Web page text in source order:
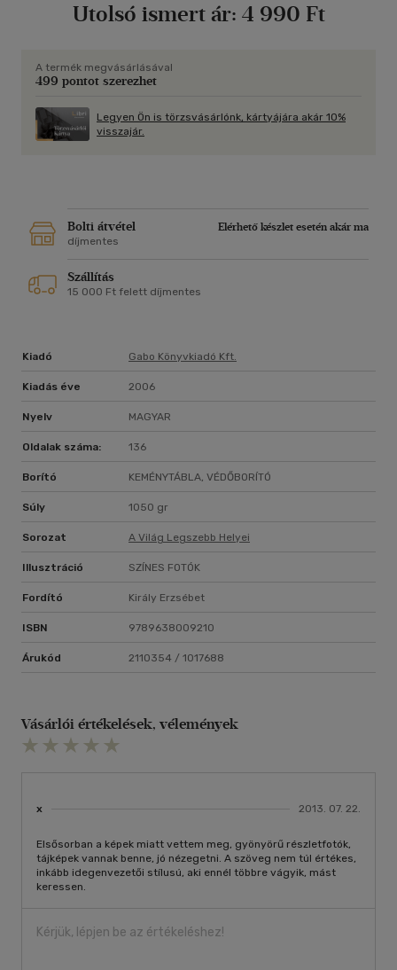
lejtenének a hatalmas szalonokban, a lobogó kandallótűz
fényűző paloták, az ősi nemesi fészkek, melyeknek titkait
őrzik az óriási parkok és a virágzó kertek.Az album csodálatos
Utolsó ismert ár: 4 990 Ft
A termék megvásárlásával
499 pontot szerezhet
Legyen Ön is törzsvásárlónk, kártyájára akár 10%
visszajár.
Bolti átvétel
Elérhető készlet esetén akár ma
díjmentes
Szállítás
15 000 Ft felett díjmentes
Kiadó Gabo Könyvkiadó Kft.
Kiadás éve 2006
Nyelv MAGYAR
Oldalak száma: 136
Borító KEMÉNYTÁBLA, VÉDŐBORÍTÓ
Súly 1050 gr
Sorozat A Világ Legszebb Helyei
Illusztráció SZÍNES FOTÓK
Fordító Király Erzsébet
ISBN 9789638009210
Árukód 2110354 / 1017688
Vásárlói értékelések, vélemények
x 2013. 07. 22.
Elsősorban a képek miatt vettem meg, gyönyörű részletfotók,
tájképek vannak benne, jó nézegetni. A szöveg nem túl értékes,
inkább idegenvezetői stílusú, aki ennél többre vágyik, mást
keressen.
Kérjük, lépjen be az értékeléshez!